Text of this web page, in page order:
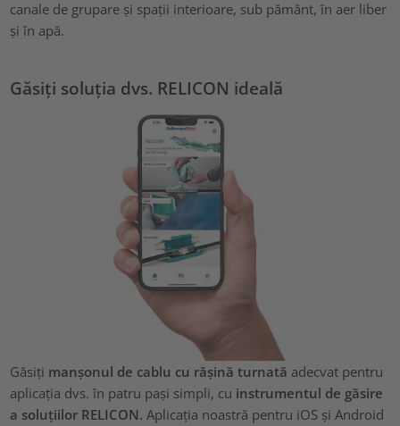
canale de grupare și spații interioare, sub pământ, în aer liber
și în apă.
Găsiți soluția dvs. RELICON ideală
Găsiți manșonul de cablu cu rășină turnată adecvat pentru
aplicația dvs. în patru pași simpli, cu instrumentul de găsire
a soluțiilor RELICON. Aplicația noastră pentru iOS și Android